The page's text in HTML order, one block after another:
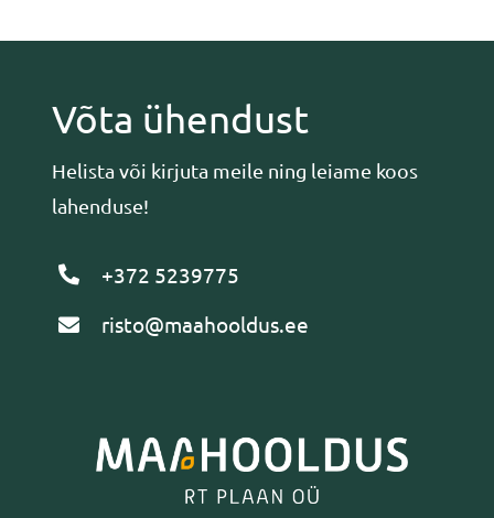
Võta ühendust
Helista või kirjuta meile ning leiame koos
lahenduse!
+372 5239775
risto@maahooldus.ee